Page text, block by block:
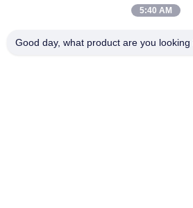
TRETEN SIE MIT UNS IN
5:40 AM
Good day, what product are you looking